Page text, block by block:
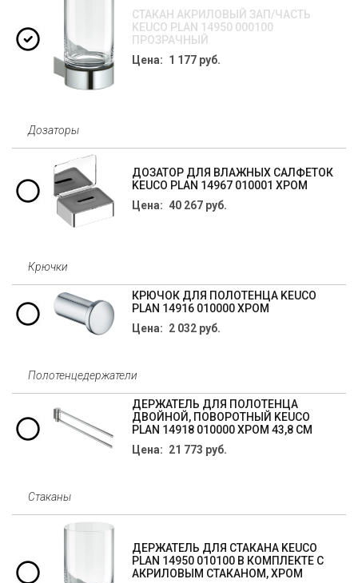
СТАКАН АКРИЛОВЫЙ ЗАП/ЧАСТЬ
KEUCO PLAN 14950 000100
ПРОЗРАЧНЫЙ
Цена: 1 177 руб.
Дозаторы
ДОЗАТОР ДЛЯ ВЛАЖНЫХ САЛФЕТОК
KEUCO PLAN 14967 010001 ХРОМ
Цена: 40 267 руб.
Крючки
КРЮЧОК ДЛЯ ПОЛОТЕНЦА KEUCO
PLAN 14916 010000 ХРОМ
Цена: 2 032 руб.
Полотенцедержатели
ДЕРЖАТЕЛЬ ДЛЯ ПОЛОТЕНЦА
ДВОЙНОЙ, ПОВОРОТНЫЙ KEUCO
PLAN 14918 010000 ХРОМ 43,8 СМ
Цена: 21 773 руб.
Стаканы
ДЕРЖАТЕЛЬ ДЛЯ СТАКАНА KEUCO
PLAN 14950 010100 В КОМПЛЕКТЕ С
АКРИЛОВЫМ СТАКАНОМ, ХРОМ